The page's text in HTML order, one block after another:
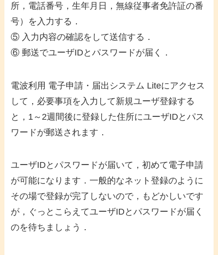
所，電話番号，生年月日，無線従事者免許証の番
号）を入力する．
⑤ 入力内容の確認をして送信する．
⑥ 郵送でユーザIDとパスワードが届く．
電波利用 電子申請・届出システム Liteにアクセス
して，必要事項を入力して新規ユーザ登録する
と，1～2週間後に登録した住所にユーザIDとパス
ワードが郵送されます．
ユーザIDとパスワードが届いて，初めて電子申請
が可能になります．一般的なネット登録のように
その場で登録が完了しないので，もどかしいです
が，ぐっとこらえてユーザIDとパスワードが届く
のを待ちましょう．